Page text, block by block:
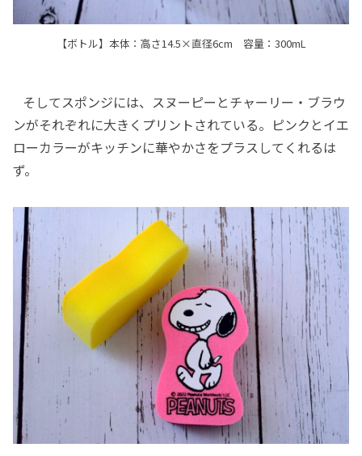
【ボトル】本体：高さ14.5×直径6cm 容量：300mL
そしてスポンジには、スヌーピーとチャーリー・ブラウ
ンがそれぞれに大きくプリントされている。ピンクとイエ
ローカラーがキッチンに華やかさをプラスしてくれるは
ず。